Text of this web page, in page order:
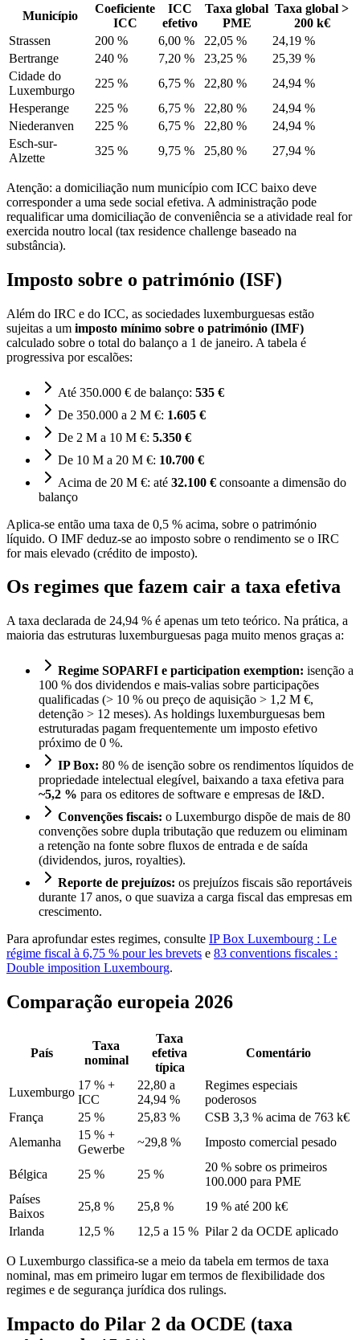
Município
Coeficiente
ICC
ICC
efetivo
Taxa global
PME
Taxa global >
200 k€
Strassen
200 % 6,00 % 22,05 %
24,19 %
Bertrange
240 % 7,20 % 23,25 %
25,39 %
Cidade do
Luxemburgo
225 % 6,75 % 22,80 %
24,94 %
Hesperange
225 % 6,75 % 22,80 %
24,94 %
Niederanven
225 % 6,75 % 22,80 %
24,94 %
Esch-sur-
Alzette
325 % 9,75 % 25,80 % 27,94 %
Atenção: a domiciliação num município com ICC baixo deve
corresponder a uma sede social efetiva. A administração pode
requalificar uma domiciliação de conveniência se a atividade real for
exercida noutro local (tax residence challenge baseado na
substância).
Imposto sobre o património (ISF)
Além do IRC e do ICC, as sociedades luxemburguesas estão
sujeitas a um imposto mínimo sobre o património (IMF)
calculado sobre o total do balanço a 1 de janeiro. A tabela é
progressiva por escalões:
Até 350.000 € de balanço: 535 €
De 350.000 a 2 M €: 1.605 €
De 2 M a 10 M €: 5.350 €
De 10 M a 20 M €: 10.700 €
Acima de 20 M €: até 32.100 € consoante a dimensão do
balanço
Aplica-se então uma taxa de 0,5 % acima, sobre o património
líquido. O IMF deduz-se ao imposto sobre o rendimento se o IRC
for mais elevado (crédito de imposto).
Os regimes que fazem cair a taxa efetiva
A taxa declarada de 24,94 % é apenas um teto teórico. Na prática, a
maioria das estruturas luxemburguesas paga muito menos graças a:
Regime SOPARFI e participation exemption: isenção a
100 % dos dividendos e mais-valias sobre participações
qualificadas (> 10 % ou preço de aquisição > 1,2 M €,
detenção > 12 meses). As holdings luxemburguesas bem
estruturadas pagam frequentemente um imposto efetivo
próximo de 0 %.
IP Box: 80 % de isenção sobre os rendimentos líquidos de
propriedade intelectual elegível, baixando a taxa efetiva para
~5,2 % para os editores de software e empresas de I&D.
Convenções fiscais: o Luxemburgo dispõe de mais de 80
convenções sobre dupla tributação que reduzem ou eliminam
a retenção na fonte sobre fluxos de entrada e de saída
(dividendos, juros, royalties).
Reporte de prejuízos: os prejuízos fiscais são reportáveis
durante 17 anos, o que suaviza a carga fiscal das empresas em
crescimento.
Para aprofundar estes regimes, consulte IP Box Luxembourg : Le
régime fiscal à 6,75 % pour les brevets e 83 conventions fiscales :
Double imposition Luxembourg.
Comparação europeia 2026
País
Taxa
nominal
Taxa
efetiva
típica
Comentário
Luxemburgo
17 % +
ICC
22,80 a
24,94 %
Regimes especiais
poderosos
França
25 % 25,83 %
CSB 3,3 % acima de 763 k€
Alemanha
15 % +
Gewerbe
~29,8 % Imposto comercial pesado
Bélgica 25 % 25 %
20 % sobre os primeiros
100.000 para PME
Países
Baixos
25,8 % 25,8 %
19 % até 200 k€
Irlanda
12,5 % 12,5 a 15 % Pilar 2 da OCDE aplicado
O Luxemburgo classifica-se a meio da tabela em termos de taxa
nominal, mas em primeiro lugar em termos de flexibilidade dos
regimes e de segurança jurídica dos rulings.
Impacto do Pilar 2 da OCDE (taxa